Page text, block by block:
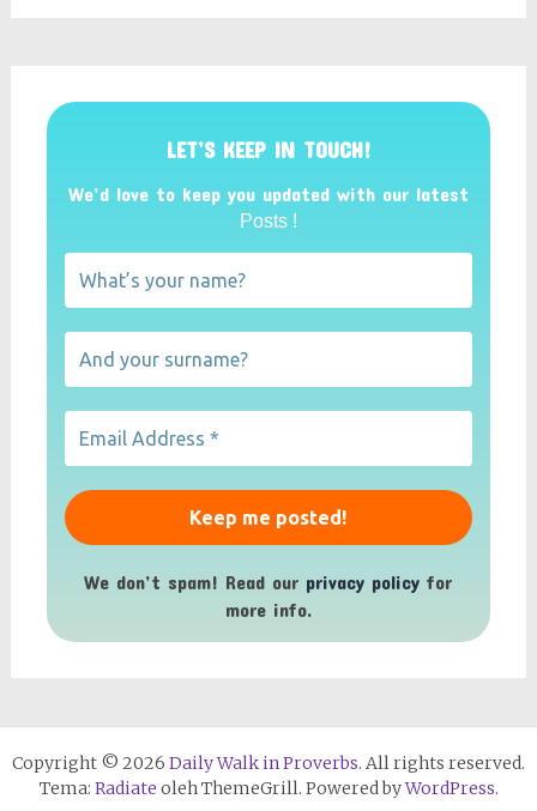
LET’S KEEP IN TOUCH!
We’d love to keep you updated with our latest
Posts !
We don’t spam! Read our privacy policy for
more info.
Copyright © 2026 Daily Walk in Proverbs. All rights reserved.
Tema: Radiate oleh ThemeGrill. Powered byWordPress.